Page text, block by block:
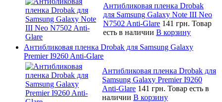
Антибликовая пленка Drobak
для Samsung Galaxy Note III Neo
N7502 Anti-Glare 141 грн. Товар
есть в наличии В корзину
Антибликовая пленка Drobak для Samsung Galaxy
Premier I9260 Anti-Glare
Антибликовая пленка Drobak для
Samsung Galaxy Premier I9260
Anti-Glare 141 грн. Товар есть в
наличии В корзину